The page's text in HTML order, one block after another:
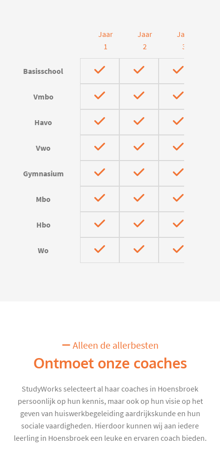
Jaar
1
Jaar
2
Jaar
3
Basisschool
Vmbo
Havo
Vwo
Gymnasium
Mbo
Hbo
Wo
Alleen de allerbesten
Ontmoet onze coaches
StudyWorks selecteert al haar coaches in Hoensbroek
persoonlijk op hun kennis, maar ook op hun visie op het
geven van huiswerkbegeleiding aardrijkskunde en hun
sociale vaardigheden. Hierdoor kunnen wij aan iedere
leerling in Hoensbroek een leuke en ervaren coach bieden.